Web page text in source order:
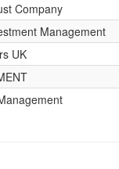
Company
Management
UK